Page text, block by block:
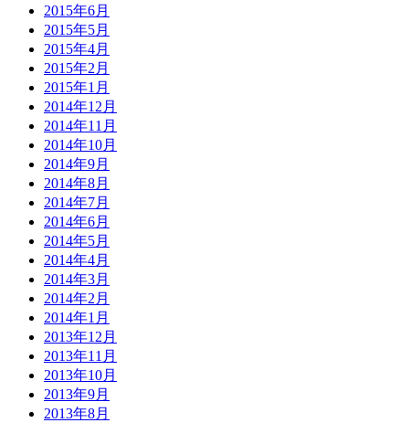
2015年6月
2015年5月
2015年4月
2015年2月
2015年1月
2014年12月
2014年11月
2014年10月
2014年9月
2014年8月
2014年7月
2014年6月
2014年5月
2014年4月
2014年3月
2014年2月
2014年1月
2013年12月
2013年11月
2013年10月
2013年9月
2013年8月